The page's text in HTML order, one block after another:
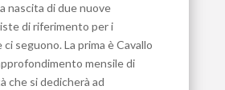
nascita di due nuove
di riferimento per i
seguono. La prima è Cavallo
mensile di
che si dedicherà ad